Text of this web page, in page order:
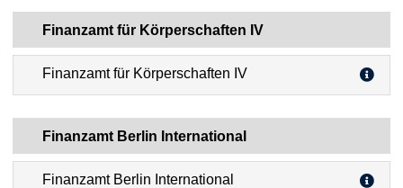
Finanzamt für Körperschaften IV
Finanzamt für Körperschaften IV
Finanzamt Berlin International
Finanzamt Berlin International